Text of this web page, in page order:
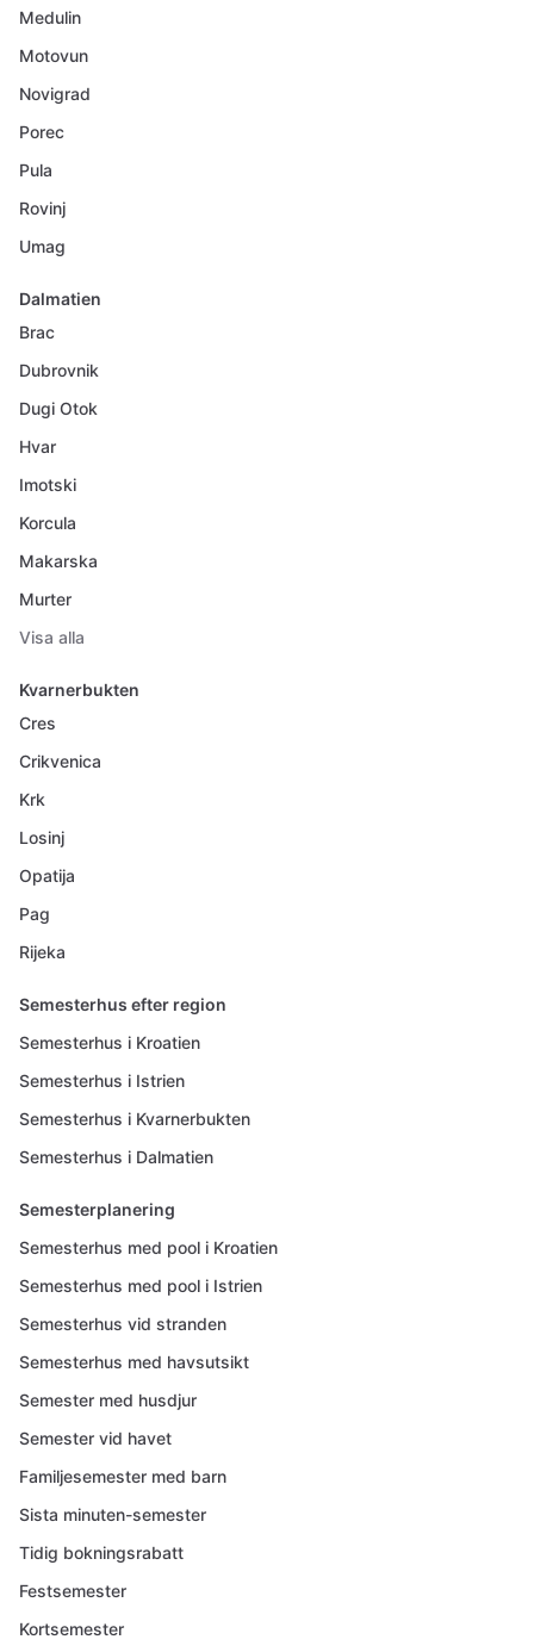
Medulin
Motovun
Novigrad
Porec
Pula
Rovinj
Umag
Dalmatien
Brac
Dubrovnik
Dugi Otok
Hvar
Imotski
Korcula
Makarska
Murter
Visa alla
Kvarnerbukten
Cres
Crikvenica
Krk
Losinj
Opatija
Pag
Rijeka
Semesterhus efter region
Semesterhus i Kroatien
Semesterhus i Istrien
Semesterhus i Kvarnerbukten
Semesterhus i Dalmatien
Semesterplanering
Semesterhus med pool i Kroatien
Semesterhus med pool i Istrien
Semesterhus vid stranden
Semesterhus med havsutsikt
Semester med husdjur
Semester vid havet
Familjesemester med barn
Sista minuten-semester
Tidig bokningsrabatt
Festsemester
Kortsemester